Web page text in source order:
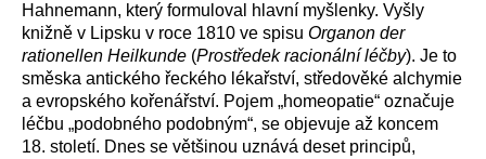
Hahnemann, který formuloval hlavní myšlenky. Vyšly
knižně v Lipsku v roce 1810 ve spisu Organon der
rationellen Heilkunde (Prostředek racionální léčby). Je to
směska antického řeckého lékařství, středověké alchymie
a evropského kořenářství. Pojem „homeopatie“ označuje
léčbu „podobného podobným“, se objevuje až koncem
18. století. Dnes se většinou uznává deset principů,